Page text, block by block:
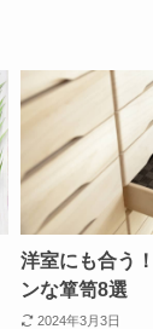
洋室にも合う
ンな箪笥8選
2024年3月3日